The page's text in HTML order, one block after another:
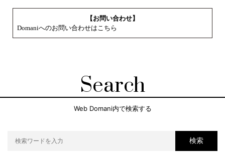
【お問い合わせ】
Domaniへのお問い合わせはこちら
Search
Web Domani内で検索する
検索